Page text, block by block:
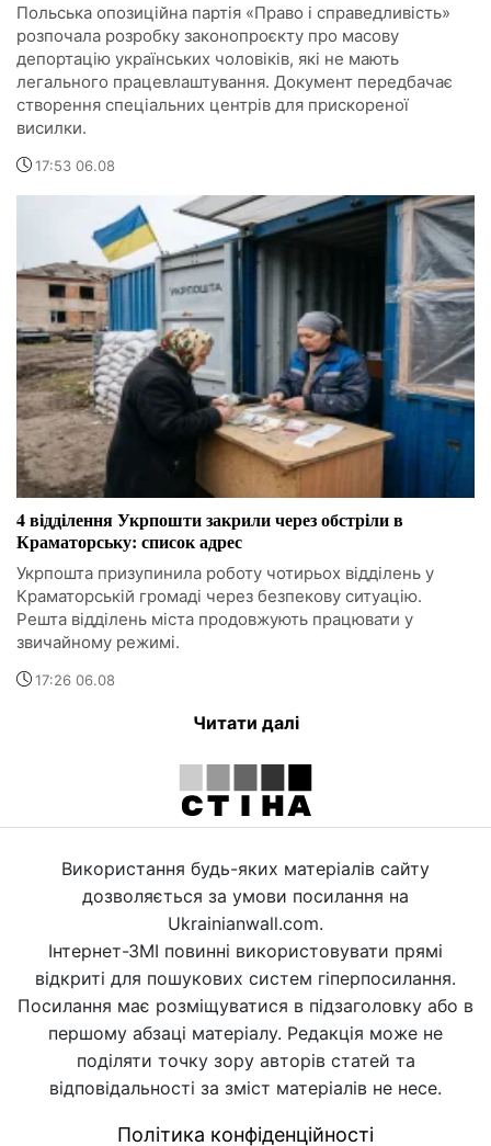
Польська опозиційна партія «Право і справедливість»
розпочала розробку законопроєкту про масову
депортацію українських чоловіків, які не мають
легального працевлаштування. Документ передбачає
створення спеціальних центрів для прискореної
висилки.
17:53 06.08
4 відділення Укрпошти закрили через обстріли в
Краматорську: список адрес
Укрпошта призупинила роботу чотирьох відділень у
Краматорській громаді через безпекову ситуацію.
Решта відділень міста продовжують працювати у
звичайному режимі.
17:26 06.08
Читати далі
Використання будь-яких матеріалів сайту
дозволяється за умови посилання на
Ukrainianwall.com.
Інтернет-ЗМІ повинні використовувати прямі
відкриті для пошукових систем гіперпосилання.
Посилання має розміщуватися в підзаголовку або в
першому абзаці матеріалу. Редакція може не
поділяти точку зору авторів статей та
відповідальності за зміст матеріалів не несе.
Політика конфіденційності